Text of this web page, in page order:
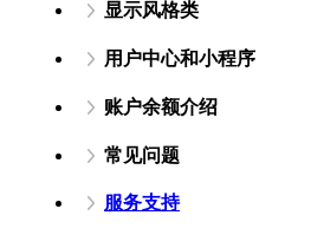
显示风格类
用户中心和小程序
账户余额介绍
常见问题
服务支持